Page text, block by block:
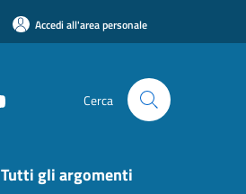
Accedi all'area personale
Cerca
Tutti gli argomenti